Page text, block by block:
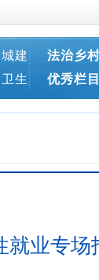
城建
卫生
法治乡
优秀栏目
就业专